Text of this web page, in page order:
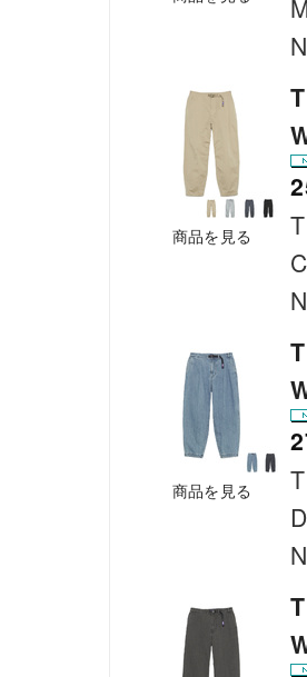
商品を見る
商品を見る